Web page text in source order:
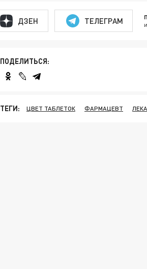
ДЗЕН ТЕЛЕГРАМ
ПОДЕЛИТЬСЯ:
ТЕГИ: ЦВЕТ ТАБЛЕТОК ФАРМАЦЕВТ